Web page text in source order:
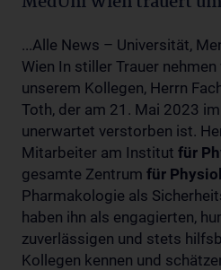
...Alle News – Universität,
Wien In stiller Trauer
unserem Kollegen, Herrn
Toth, der am 21. Mai 2023
unerwartet verstorben ist.
Mitarbeiter am Institut für
gesamte Zentrum für
Pharmakologie als
haben ihn als engagierten,
zuverlässigen und stets
Kollegen kennen und